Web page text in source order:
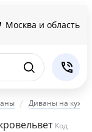
Москва и область
Диваны на кухню
Код